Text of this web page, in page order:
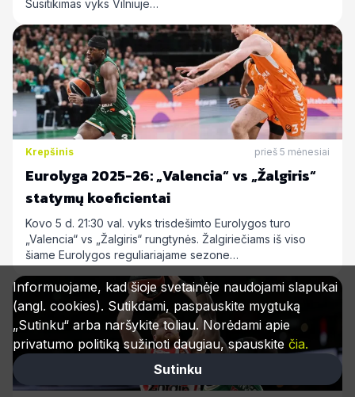
Susitikimas vyks Vilniuje…
Krepšinis prieš 5 mėnesiai
Eurolyga 2025-26: „Valencia“ vs „Žalgiris“
statymų koeficientai
Kovo 5 d. 21:30 val. vyks trisdešimto Eurolygos turo
„Valencia“ vs „Žalgiris“ rungtynės. Žalgiriečiams iš viso
šiame Eurolygos reguliariajame sezone…
Informuojame, kad šioje svetainėje naudojami slapukai
(angl. cookies). Sutikdami, paspauskite mygtuką
„Sutinku“ arba naršykite toliau. Norėdami apie
privatumo politiką sužinoti daugiau, spauskite čia.
Sutinku